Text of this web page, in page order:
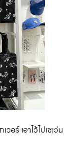
อร์ เอาไว้ไปเซเว่น